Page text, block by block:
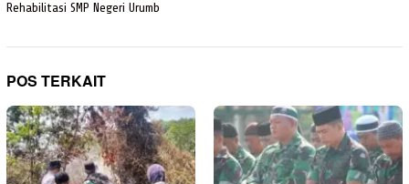
Rehabilitasi SMP Negeri Urumb
POS TERKAIT